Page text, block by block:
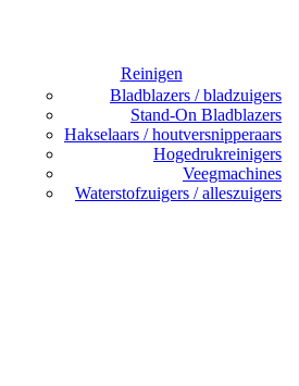
Reinigen
Bladblazers / bladzuigers
Stand-On Bladblazers
Hakselaars / houtversnipperaars
Hogedrukreinigers
Veegmachines
Waterstofzuigers / alleszuigers